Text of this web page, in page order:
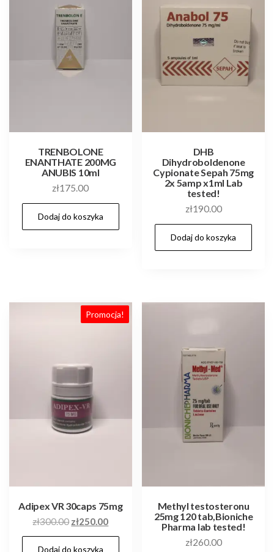
TRENBOLONE
ENANTHATE 200MG
ANUBIS 10ml
zł175.00
Dodaj do koszyka
DHB
Dihydroboldenone
Cypionate Sepah 75mg
2x 5amp x1ml Lab
tested!
zł190.00
Dodaj do koszyka
Promocja!
Adipex VR 30caps 75mg
zł300.00 Pierwotna
cena
zł250.00Aktualna
cena
Dodaj do koszyka
Methyl testosteronu
25mg 120 tab,Bioniche
Pharma lab tested!
zł260.00